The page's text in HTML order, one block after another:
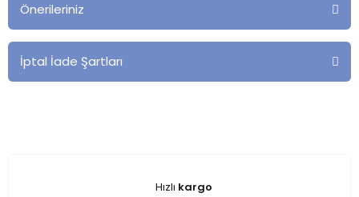
Önerileriniz
İptal İade Şartları
Hızlı kargo